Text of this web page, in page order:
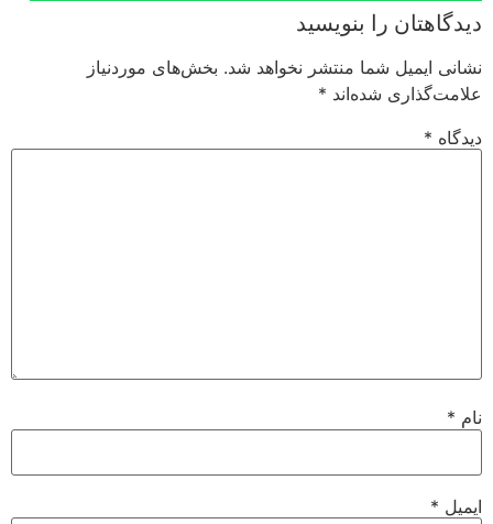
دیدگاهتان را بنویسید
نشانی ایمیل شما منتشر نخواهد شد. بخش‌های موردنیاز
علامت‌گذاری شده‌اند*
دیدگاه*
نام*
ایمیل*